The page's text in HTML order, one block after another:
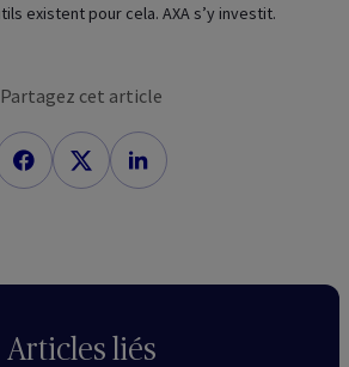
existent pour cela. AXA s’y investit.
Partagez cet article
Articles liés